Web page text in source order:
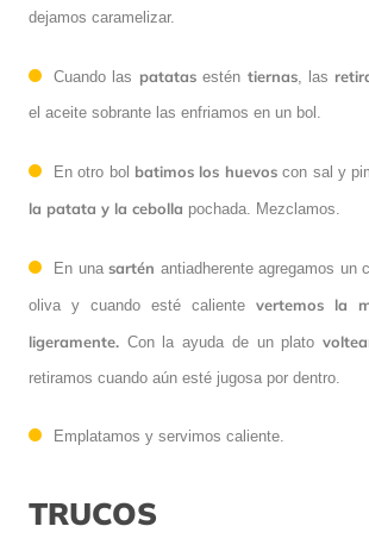
dejamos caramelizar.
Cuando las patatasestén tiernas, las
el aceite sobrante las enfriamos en un bol.
En otro bol batimos los huevoscon sal y
la patata y la cebolla pochada. Mezclamos.
En unasartén antiadherente agregamos un
oliva y cuando esté caliente vertemos la
ligeramente. Con la ayuda de un plato
retiramos cuando aún esté jugosa por dentro.
Emplatamos y servimos caliente.
TRUCOS